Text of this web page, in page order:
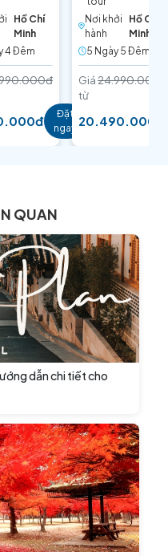
Hồ Chí
Minh
4 Ðêm
Đặt
ngay
Nơi khởi
hành
Hồ Chí
Minh
5 Ngày 5 Ðêm
Giá
từ
24.990.000đ
20.490.000đ
QUAN
dẫn chi tiết cho